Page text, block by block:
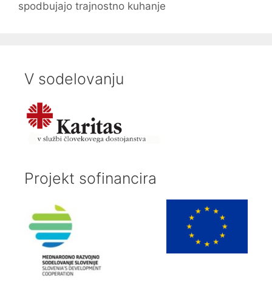
spodbujajo trajnostno kuhanje
V sodelovanju
Projekt sofinancira